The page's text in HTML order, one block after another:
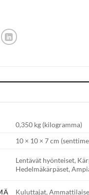
0,350 kg (kilogramma)
10 × 10 × 7 cm
Lentävät hyönteiset,
Hedelmäkärpäset,
Kuluttajat,